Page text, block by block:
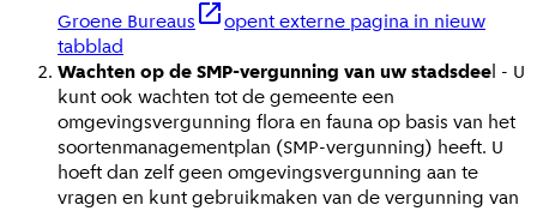
Groene Bureaus
opent externe pagina in nieuw
tabblad
Wachten op de SMP-vergunning van uw stadsdeel - U
kunt ook wachten tot de gemeente een
omgevingsvergunning flora en fauna op basis van het
soortenmanagementplan (SMP-vergunning) heeft. U
hoeft dan zelf geen omgevingsvergunning aan te
vragen en kunt gebruikmaken van de vergunning van